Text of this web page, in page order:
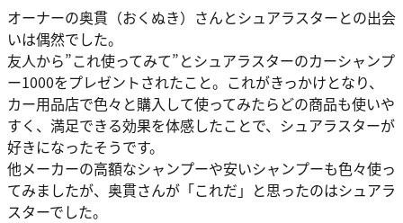
オーナーの奥貫（おくぬき）さんとシュアラスターとの出会
いは偶然でした。
友人から”これ使ってみて”とシュアラスターのカーシャンプ
ー1000をプレゼントされたこと。これがきっかけとなり、
カー用品店で色々と購入して使ってみたらどの商品も使いや
すく、満足できる効果を体感したことで、シュアラスターが
好きになったそうです。
他メーカーの高額なシャンプーや安いシャンプーも色々使っ
てみましたが、奥貫さんが「これだ」と思ったのはシュアラ
スターでした。